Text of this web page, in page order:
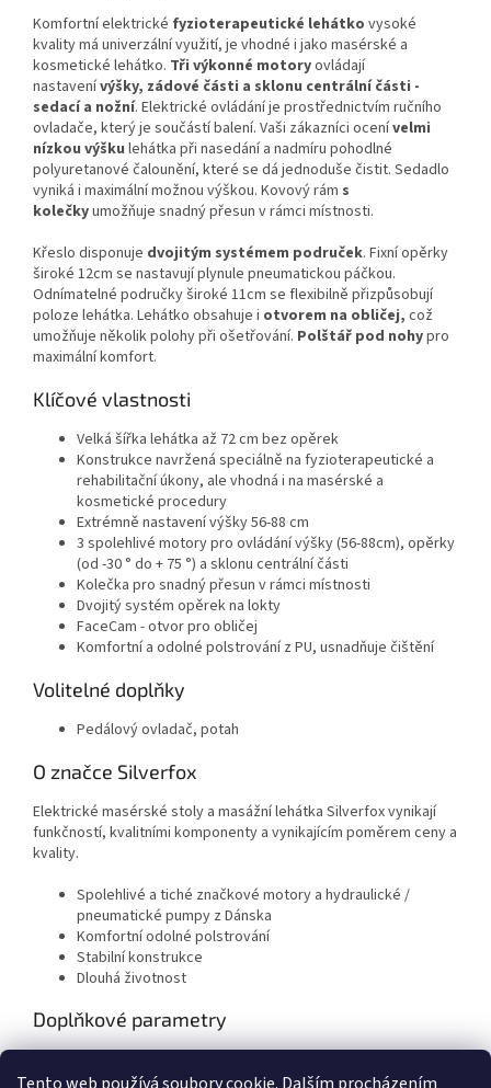
Komfortní elektrické fyzioterapeutické lehátko vysoké
kvality má univerzální využití, je vhodné i jako masérské a
kosmetické lehátko. Tři výkonné motoryovládají
nastavenívýšky, zádové části a sklonu centrální části -
sedací a nožní. Elektrické ovládání je prostřednictvím ručního
ovladače, který je součástí balení. Vaši zákazníci ocenívelmi
nízkou výšku lehátka při nasedání a nadmíru pohodlné
polyuretanové čalounění, které se dá jednoduše čistit. Sedadlo
vyniká i maximální možnou výškou. Kovový rám s
kolečkyumožňuje snadný přesun v rámci místnosti.
Křeslo disponuje dvojitým systémem područek. Fixní opěrky
široké 12cm se nastavují plynule pneumatickou páčkou.
Odnímatelné područky široké 11cm se flexibilně přizpůsobují
poloze lehátka. Lehátko obsahuje i otvorem na obličej, což
umožňuje několik polohy při ošetřování. Polštář pod nohypro
maximální komfort.
Klíčové vlastnosti
Velká šířka lehátka až 72 cm bez opěrek
Konstrukce navržená speciálně na fyzioterapeutické a
rehabilitační úkony, ale vhodná i na masérské a
kosmetické procedury
Extrémně nastavení výšky 56-88 cm
3 spolehlivé motory pro ovládání výšky (56-88cm), opěrky
(od -30 ° do + 75 °) a sklonu centrální části
Kolečka pro snadný přesun v rámci místnosti
Dvojitý systém opěrek na lokty
FaceCam - otvor pro obličej
Komfortní a odolné polstrování z PU, usnadňuje čištění
Volitelné doplňky
Pedálový ovladač, potah
O značce Silverfox
Elektrické masérské stoly a masážní lehátka Silverfox vynikají
funkčností, kvalitními komponenty a vynikajícím poměrem ceny a
kvality.
Spolehlivé a tiché značkové motory a hydraulické /
pneumatické pumpy z Dánska
Komfortní odolné polstrování
Stabilní konstrukce
Dlouhá životnost
Doplňkové parametry